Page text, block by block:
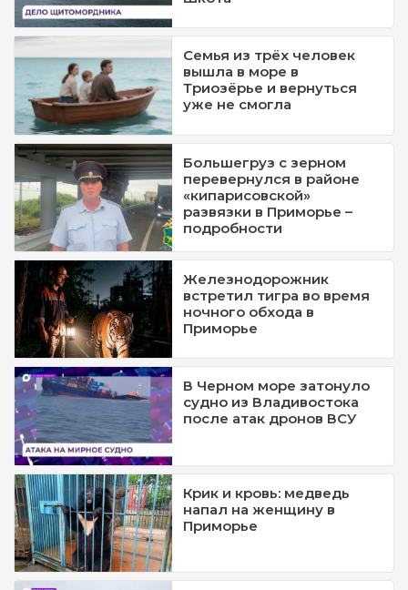
Семья из трёх человек
вышла в море в
Триозёрье и вернуться
уже не смогла
Большегруз с зерном
перевернулся в районе
«кипарисовской»
развязки в Приморье –
подробности
Железнодорожник
встретил тигра во время
ночного обхода в
Приморье
В Черном море затонуло
судно из Владивостока
после атак дронов ВСУ
Крик и кровь: медведь
напал на женщину в
Приморье